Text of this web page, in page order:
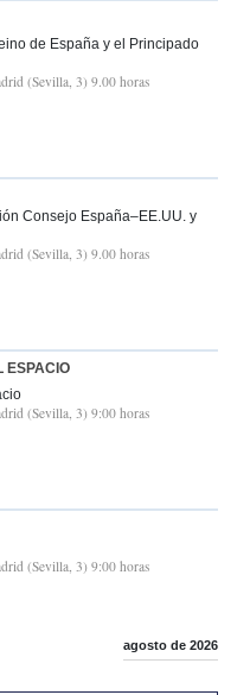
de España y el Principado
(Sevilla, 3) 9.00 horas
Consejo España–EE.UU. y
(Sevilla, 3) 9.00 horas
ESPACIO
(Sevilla, 3) 9:00 horas
(Sevilla, 3) 9:00 horas
agosto de 2026